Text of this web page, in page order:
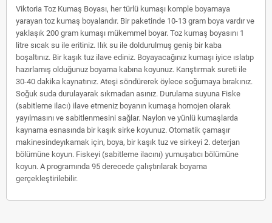
Viktoria Toz Kumaş Boyası, her türlü kumaşı komple boyamaya
yarayan toz kumaş boyalarıdır. Bir paketinde 10-13 gram boya vardır ve
yaklaşık 200 gram kumaşı mükemmel boyar. Toz kumaş boyasını 1
litre sıcak su ile eritiniz. Ilık su ile doldurulmuş geniş bir kaba
boşaltınız. Bir kaşık tuz ilave ediniz. Boyayacağınız kumaşı iyice ıslatıp
hazırlamış olduğunuz boyama kabına koyunuz. Karıştırmak sureti ile
30-40 dakika kaynatınız. Ateşi söndürerek öylece soğumaya bırakınız.
Soğuk suda durulayarak sıkmadan asınız. Durulama suyuna Fiske
(sabitleme ilacı) ilave etmeniz boyanın kumaşa homojen olarak
yayılmasını ve sabitlenmesini sağlar. Naylon ve yünlü kumaşlarda
kaynama esnasında bir kaşık sirke koyunuz. Otomatik çamaşır
makinesindeyıkamak için, boya, bir kaşık tuz ve sirkeyi 2. deterjan
bölümüne koyun. Fiskeyi (sabitleme ilacını) yumuşatıcı bölümüne
koyun. A programında 95 derecede çalıştırılarak boyama
gerçekleştirilebilir.